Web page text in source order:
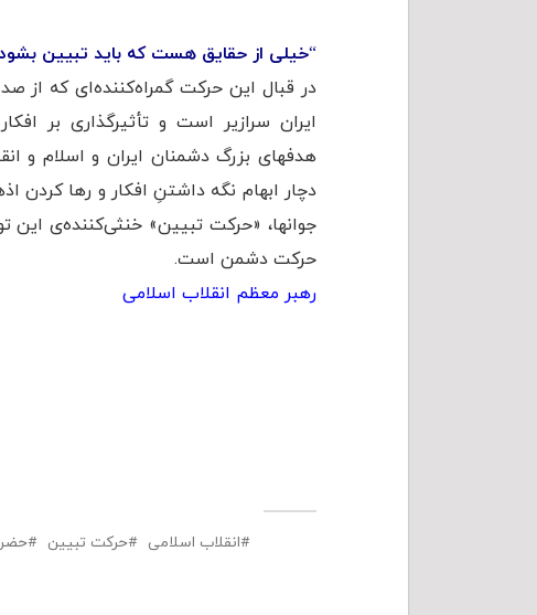
“خیلی از حقایق هست که باید تبیین
در قبال این حرکت گمراه‌کننده‌ای که
ایران سرازیر است و تأثیرگذاری بر
هدفهای بزرگ دشمنان ایران و اسلام و
دچار ابهام نگه داشتنِ افکار و رها کردن
جوانها، «حرکت تبیین» خنثی‌کننده‌ی
حرکت دشمن است.
رهبر معظم انقلاب اسلامی
انقلاب اسلامی حرکت تبیین